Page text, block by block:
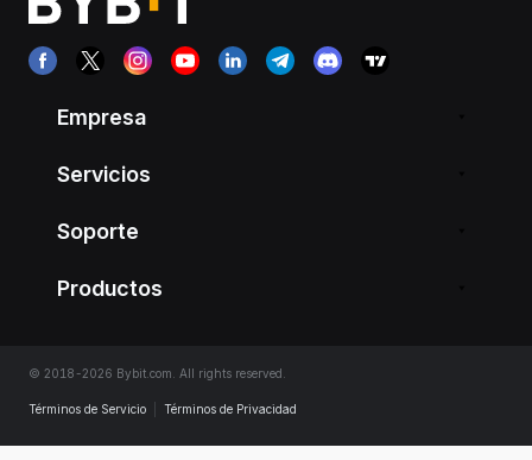
Empresa
Servicios
Soporte
Productos
© 2018-2026 Bybit.com. All rights reserved.
Términos de Servicio Términos de Privacidad